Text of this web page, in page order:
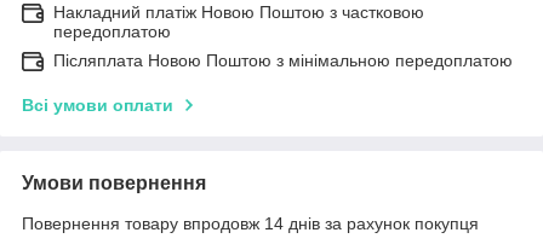
Накладний платіж Новою Поштою з частковою
передоплатою
Післяплата Новою Поштою з мінімальною передоплатою
Всі умови оплати
Умови повернення
Повернення товару впродовж 14 днів за рахунок покупця